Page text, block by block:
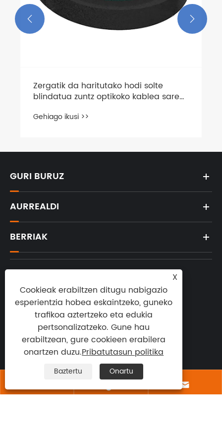
Zergatik da haritutako hodi solte
blindatua zuntz optikoko kablea sare
Gehiago ikusi >>
 
GURI BURUZ
AURREALDI
BERRIAK

Posta elektronikoa:
sales@orientalfiber.com
Helbidea: 90 Yangtanggang Road,
Garapen Ekonomikoko Gunea, Jurong hiria,

X
Cookieak erabiltzen ditugu nabigazio
esperientzia hobea eskaintzeko, guneko
trafikoa aztertzeko eta edukia
pertsonalizatzeko. Gune hau
erabiltzean, gure cookieen erabilera
onartzen duzu.Pribatutasun politika
Baztertu Onartu